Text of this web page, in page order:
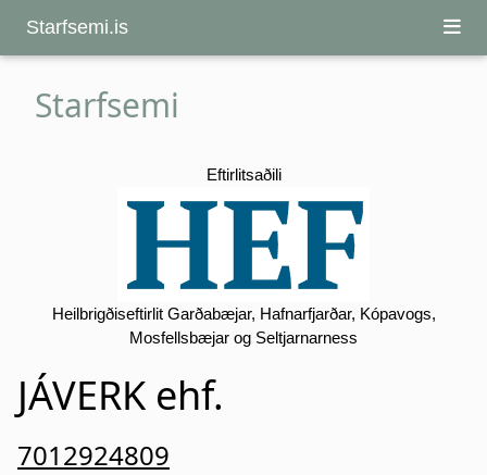
Starfsemi.is
Starfsemi
Eftirlitsaðili
Heilbrigðiseftirlit Garðabæjar, Hafnarfjarðar, Kópavogs,
Mosfellsbæjar og Seltjarnarness
JÁVERK ehf.
7012924809